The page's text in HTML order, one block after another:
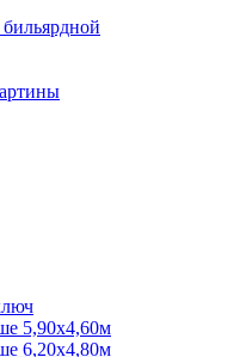
5,90х4,60м
6,20х4,80м